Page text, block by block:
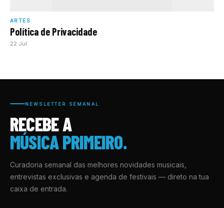
ARTES
Política de Privacidade
22 Jul
NEWSLETTER SEMANAL
RECEBE A
MÚSICA PRIMEIRO.
Curadoria semanal das melhores novidades musicais,
entrevistas exclusivas e agenda de festivais — direto na tua
caixa de entrada.